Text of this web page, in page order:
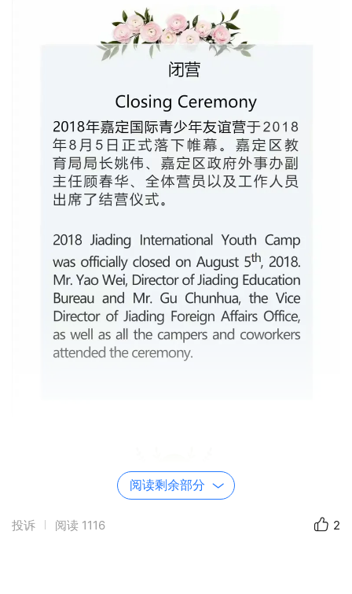
阅读剩余部分
投诉 阅读 1116 2